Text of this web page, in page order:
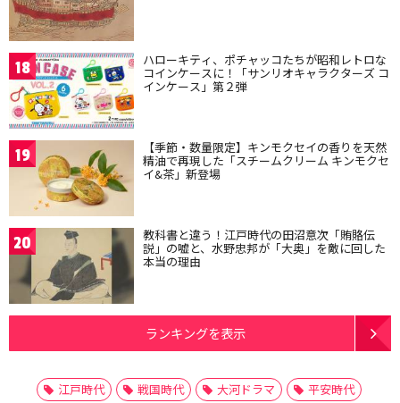
18 ハローキティ、ポチャッコたちが昭和レトロな
コインケースに！「サンリオキャラクターズ コ
インケース」第２弾
19 【季節・数量限定】キンモクセイの香りを天然
精油で再現した「スチームクリーム キンモクセ
イ&茶」新登場
20 教科書と違う！江戸時代の田沼意次「賄賂伝
説」の嘘と、水野忠邦が「大奥」を敵に回した
本当の理由
ランキングを表示
江戸時代 戦国時代 大河ドラマ
平安時代